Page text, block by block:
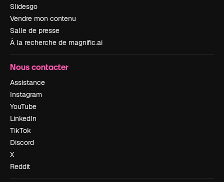
Slidesgo
Vendre mon contenu
Salle de presse
À la recherche de magnific.ai
Nous contacter
Assistance
Instagram
YouTube
LinkedIn
TikTok
Discord
X
Reddit